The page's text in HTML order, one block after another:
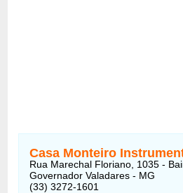
Casa Monteiro
Rua Marechal Floriano, 1035 -
Governador Valadares - MG
(33) 3272-1601